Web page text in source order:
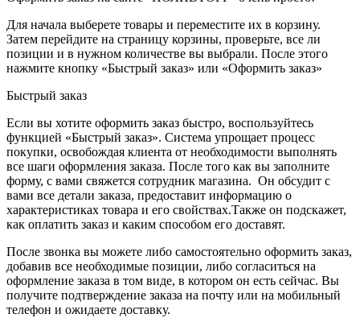
Для начала выберете товары и переместите их в корзину.
Затем перейдите на страницу корзины, проверьте, все ли
позиции и в нужном количестве вы выбрали. После этого
нажмите кнопку «Быстрый заказ» или «Оформить заказ»
Быстрый заказ
Если вы хотите оформить заказ быстро, воспользуйтесь
функцией «Быстрый заказ». Система упрощает процесс
покупки, освобождая клиента от необходимости выполнять
все шаги оформления заказа. После того как вы заполните
форму, с вами свяжется сотрудник магазина. Он обсудит с
вами все детали заказа, предоставит информацию о
характеристиках товара и его свойствах.Также он подскажет,
как оплатить заказ и каким способом его доставят.
После звонка вы можете либо самостоятельно оформить заказ,
добавив все необходимые позиции, либо согласиться на
оформление заказа в том виде, в котором он есть сейчас. Вы
получите подтверждение заказа на почту или на мобильный
телефон и ожидаете доставку.